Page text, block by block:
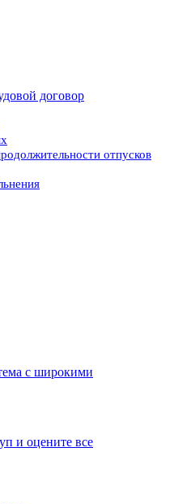
договор
отпусков
с широкими
и оцените все